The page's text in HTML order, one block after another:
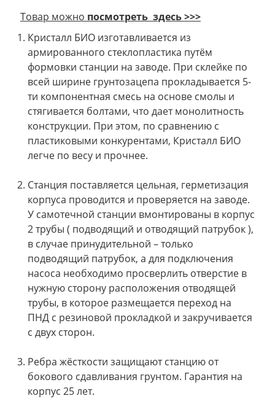
Товар можно посмотреть здесь >>>
Кристалл БИО изготавливается из
армированного стеклопластика путём
формовки станции на заводе. При склейке по
всей ширине грунтозацепа прокладывается 5-
ти компонентная смесь на основе смолы и
стягивается болтами, что дает монолитность
конструкции. При этом, по сравнению с
пластиковыми конкурентами, Кристалл БИО
легче по весу и прочнее.
Станция поставляется цельная, герметизация
корпуса проводится и проверяется на заводе.
У самотечной станции вмонтированы в корпус
2 трубы ( подводящий и отводящий патрубок ),
в случае принудительной – только
подводящий патрубок, а для подключения
насоса необходимо просверлить отверстие в
нужную сторону расположения отводящей
трубы, в которое размещается переход на
ПНД с резиновой прокладкой и закручивается
с двух сторон.
Ребра жёсткости защищают станцию от
бокового сдавливания грунтом. Гарантия на
корпус 25 лет.